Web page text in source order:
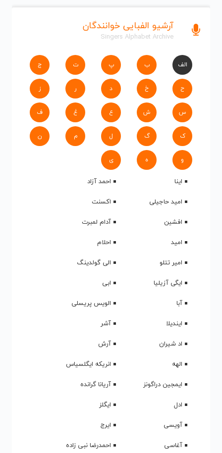
آرشیو الفبایی خوانندگان
Singers Alphabet Archive
الف ب پ ت ج
ح خ د ر ز
س ش ع غ ف
ک گ ل م ن
و ه ی
اینا
احمد آزاد
امید حاجیلی
اکسنت
افشین
آدام لمبرت
امید
احلام
امیر تتلو
الی گولدینگ
ایگی آزیلیا
ابی
آبا
الویس پریسلی
ایندیلا
آشر
اد شیران
آرش
الهه
انریکه ایگلسیاس
ایمجین دراگونز
آریانا گرانده
ادل
ایگلز
آویسی
ایرج
آغاسی
احمدرضا نبی زاده